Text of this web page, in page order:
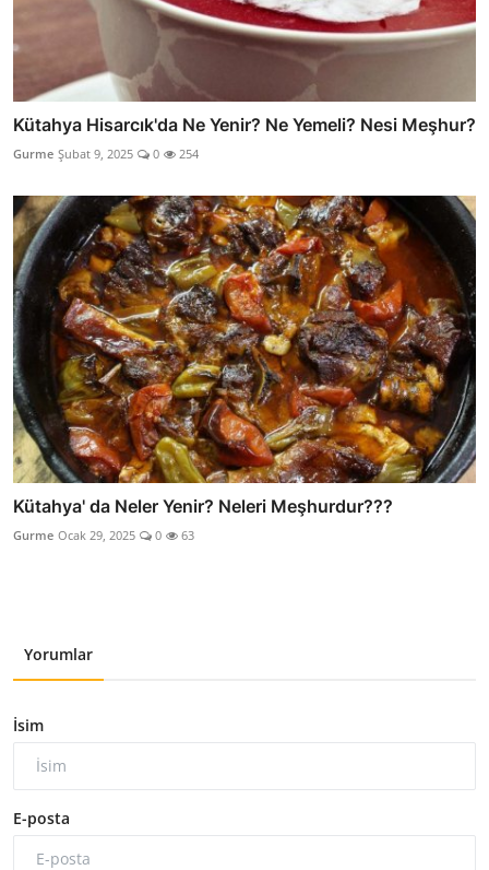
Kütahya Hisarcık'da Ne Yenir? Ne Yemeli? Nesi Meşhur?
Gurme Şubat 9, 2025 0 254
Kütahya' da Neler Yenir? Neleri Meşhurdur???
Gurme Ocak 29, 2025 0 63
Yorumlar
İsim
E-posta